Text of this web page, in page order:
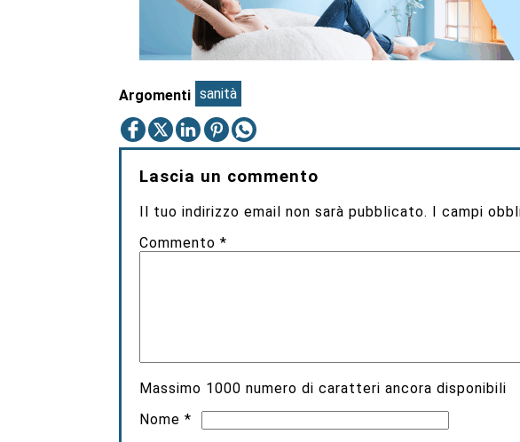
Argomenti sanità
Lascia un commento
Il tuo indirizzo email non sarà pubblicato. I campi
Commento*
Massimo 1000 numero di caratteri ancora disponibili
Nome*